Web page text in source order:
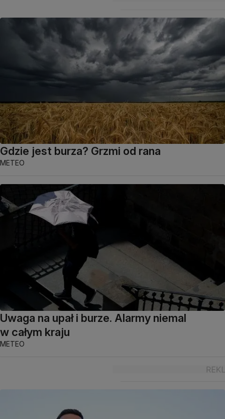
Gdzie jest burza? Grzmi od rana
METEO
Uwaga na upał i burze. Alarmy niemal
w całym kraju
METEO